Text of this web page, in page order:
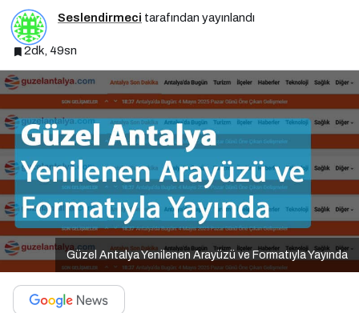
Seslendirmeci tarafından yayınlandı
2dk, 49sn
Güzel Antalya Yenilenen Arayüzü ve Formatıyla Yayında